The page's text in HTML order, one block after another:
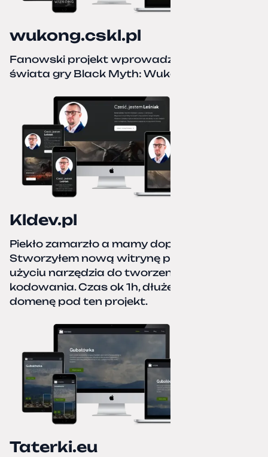
wukong.cskl.pl
Fanowski projekt wprowadzający do
świata gry Black Myth: Wukong
Kldev.pl
Piekło zamarzło a mamy dopiero jesień.
Stworzyłem nową witrynę portfolio przy
użyciu narzędzia do tworzenia stron bez
kodowania. Czas ok 1h, dłużej podpinałem
domenę pod ten projekt.
Taterki.eu